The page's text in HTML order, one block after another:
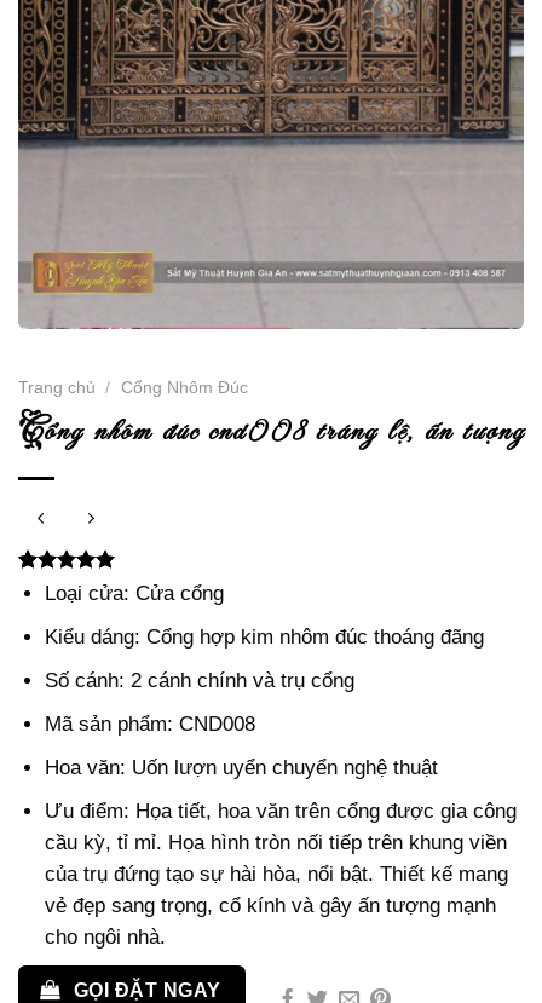
Trang chủ / Cổng Nhôm Đúc
cổng nhôm đúc cnd008 tráng lệ, ấn tượng
5.00 trên 5
dựa trên
2
đánh giá
Loại cửa: Cửa cổng
Kiểu dáng: Cổng hợp kim nhôm đúc thoáng đãng
Số cánh: 2 cánh chính và trụ cổng
Mã sản phẩm: CND008
Hoa văn: Uốn lượn uyển chuyển nghệ thuật
Ưu điểm: Họa tiết, hoa văn trên cổng được gia công
cầu kỳ, tỉ mỉ. Họa hình tròn nối tiếp trên khung viền
của trụ đứng tạo sự hài hòa, nổi bật. Thiết kế mang
vẻ đẹp sang trọng, cổ kính và gây ấn tượng mạnh
cho ngôi nhà.
GỌI ĐẶT NGAY